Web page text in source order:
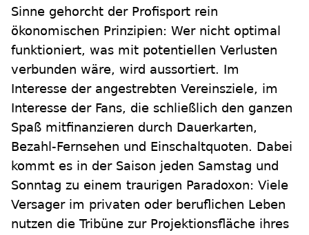
Sinne gehorcht der Profisport rein
ökonomischen Prinzipien: Wer nicht optimal
funktioniert, was mit potentiellen Verlusten
verbunden wäre, wird aussortiert. Im
Interesse der angestrebten Vereinsziele, im
Interesse der Fans, die schließlich den ganzen
Spaß mitfinanzieren durch Dauerkarten,
Bezahl-Fernsehen und Einschaltquoten. Dabei
kommt es in der Saison jeden Samstag und
Sonntag zu einem traurigen Paradoxon: Viele
Versager im privaten oder beruflichen Leben
nutzen die Tribüne zur Projektionsfläche ihres